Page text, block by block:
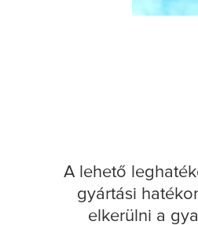
A lehető
gyártási
elkerülni a